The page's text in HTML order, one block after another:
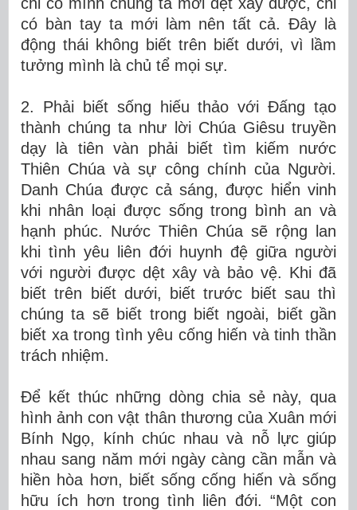
có bàn tay ta mới làm nên tất cả. Đây là
động thái không biết trên biết dưới, vì lầm
tưởng mình là chủ tể mọi sự.
2. Phải biết sống hiếu thảo với Đấng tạo
thành chúng ta như lời Chúa Giêsu truyền
dạy là tiên vàn phải biết tìm kiếm nước
Thiên Chúa và sự công chính của Người.
Danh Chúa được cả sáng, được hiển vinh
khi nhân loại được sống trong bình an và
hạnh phúc. Nước Thiên Chúa sẽ rộng lan
khi tình yêu liên đới huynh đệ giữa người
với người được dệt xây và bảo vệ. Khi đã
biết trên biết dưới, biết trước biết sau thì
chúng ta sẽ biết trong biết ngoài, biết gần
biết xa trong tình yêu cống hiến và tinh thần
trách nhiệm.
Để kết thúc những dòng chia sẻ này, qua
hình ảnh con vật thân thương của Xuân mới
Bính Ngọ, kính chúc nhau và nỗ lực giúp
nhau sang năm mới ngày càng cần mẫn và
hiền hòa hơn, biết sống cống hiến và sống
hữu ích hơn trong tình liên đới. “Một con